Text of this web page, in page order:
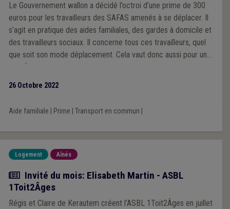
Le Gouvernement wallon a décidé l’octroi d’une prime de 300
euros pour les travailleurs des SAFAS amenés à se déplacer. Il
s’agit en pratique des aides familiales, des gardes à domicile et
des travailleurs sociaux. Il concerne tous ces travailleurs, quel
que soit son mode déplacement. Cela vaut donc aussi pour une
aide familiale qui utiliserait les transports en commun ou
26 Octobre 2022
Aide familiale Prime Transport en commun
Logement Aînés
Article
Invité du mois: Elisabeth Martin - ASBL
1Toit2Âges
Régis et Claire de Kerautem créent l’ASBL 1Toit2Âges en juillet